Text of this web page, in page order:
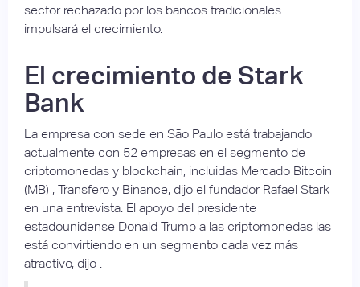
sector rechazado por los bancos tradicionales
impulsará el crecimiento.
El crecimiento de Stark
Bank
La empresa con sede en São Paulo está trabajando
actualmente con 52 empresas en el segmento de
criptomonedas y blockchain, incluidas Mercado Bitcoin
(MB) , Transfero y Binance, dijo el fundador Rafael Stark
en una entrevista. El apoyo del presidente
estadounidense Donald Trump a las criptomonedas las
está convirtiendo en un segmento cada vez más
atractivo, dijo .